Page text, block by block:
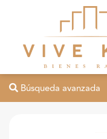
Búsqueda avanzada